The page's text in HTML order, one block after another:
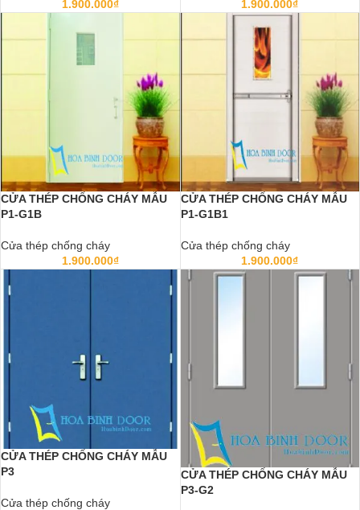
1.900.000₫
1.900.000₫
CỬA THÉP CHỐNG CHÁY MẪU
P1-G1B
Cửa thép chống cháy
1.900.000₫
CỬA THÉP CHỐNG CHÁY MẪU
P1-G1B1
Cửa thép chống cháy
1.900.000₫
CỬA THÉP CHỐNG CHÁY MẪU
P3
Cửa thép chống cháy
CỬA THÉP CHỐNG CHÁY MẪU
P3-G2